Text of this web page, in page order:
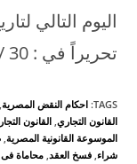
اليوم التالي
تحريراً في : 30 / 6 /2003
TAGS
:احكام النقض المصرية,
القانون التجاري, القانون
الموسوعة القانونية المصرية,
شراء, فسخ العقد, محاماة